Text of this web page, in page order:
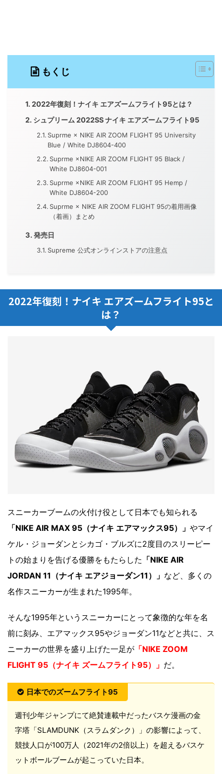
もくじ
2022年復刻！ナイキ エアズームフライト95とは？
シュプリーム 2022SS ナイキ エアズームフライト95
Suprme × NIKE AIR ZOOM FLIGHT 95 University
Blue / White DJ8604-400
Suprme ×NIKE AIR ZOOM FLIGHT 95 Black /
White DJ8604-001
Suprme ×NIKE AIR ZOOM FLIGHT 95 Hemp /
White DJ8604-200
Suprme × NIKE AIR ZOOM FLIGHT 95の着用画像
（着画）まとめ
発売日
Supreme 公式オンラインストアの注意点
2022年復刻！ナイキ エアズームフライト95と
は？
スニーカーブームの火付け役として日本でも知られる
「NIKE AIR MAX 95（ナイキ エアマックス95）」 やマイ
ケル・ジョーダンとシカゴ・ブルズに2度目のスリーピー
トの始まりを告げる優勝をもたらした 「NIKE AIR
JORDAN 11（ナイキ エアジョーダン11）」 など、多くの
名作スニーカーが生まれた1995年。
そんな1995年というスニーカーにとって象徴的な年を名
前に刻み、エアマックス95やジョーダン11などと共に、ス
ニーカーの世界を盛り上げた一足が 「NIKE ZOOM
FLIGHT 95（ナイキ ズームフライト95）」 だ。
日本でのズームフライト95
週刊少年ジャンプにて絶賛連載中だったバスケ漫画の金
字塔「SLAMDUNK（スラムダンク）」の影響によって、
競技人口が100万人（2021年の2倍以上）を超えるバスケ
ットボールブームが起こっていた日本。